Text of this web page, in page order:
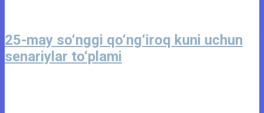
25-may so‘nggi qo‘ng‘iroq kuni uchun
senariylar to‘plami